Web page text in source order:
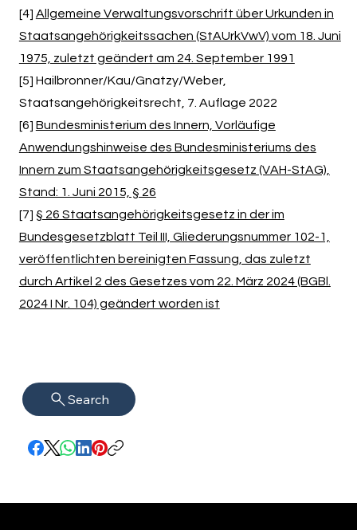
[4] Allgemeine Verwaltungsvorschrift über Urkunden in
Staatsangehörigkeitssachen (StAUrkVwV) vom 18. Juni
1975, zuletzt geändert am 24. September 1991
[5] Hailbronner/Kau/Gnatzy/Weber,
Staatsangehörigkeitsrecht, 7. Auflage 2022
[6] Bundesministerium des Innern, Vorläufige
Anwendungshinweise des Bundesministeriums des
Innern zum Staatsangehörigkeitsgesetz (VAH-StAG),
Stand: 1. Juni 2015, § 26
[7] § 26 Staatsangehörigkeitsgesetz in der im
Bundesgesetzblatt Teil III, Gliederungsnummer 102-1,
veröffentlichten bereinigten Fassung, das zuletzt
durch Artikel 2 des Gesetzes vom 22. März 2024 (BGBl.
2024 I Nr. 104) geändert worden ist
Search